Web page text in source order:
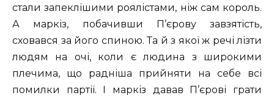
стали запеклішими роялістами, ніж сам король.
А маркіз, побачивши П’єрову завзятість,
сховався за його спиною. Та й з якої ж речі лізти
людям на очі, коли є людина з широкими
плечима, що радніша прийняти на себе всі
помилки партії. І маркіз давав П’єрові грати